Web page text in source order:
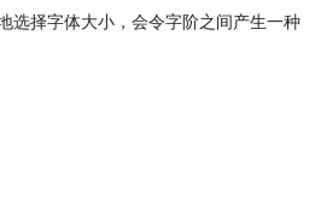
选择字体大小，会令字阶之间产生一种